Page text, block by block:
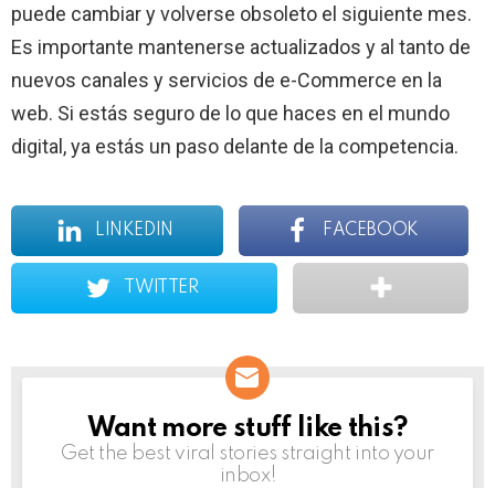
puede cambiar y volverse obsoleto el siguiente mes.
Es importante mantenerse actualizados y al tanto de
nuevos canales y servicios de e-Commerce en la
web. Si estás seguro de lo que haces en el mundo
digital, ya estás un paso delante de la competencia.
LINKEDIN FACEBOOK
TWITTER
NEWSLETTER
Want more stuff like this?
Get the best viral stories straight into your
inbox!